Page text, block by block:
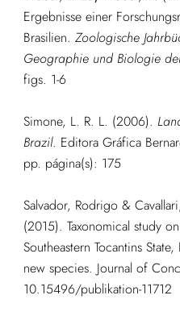
Ergebnisse einer
Brasilien. Zoologische
Geographie und Biologie
figs. 1-6
Simone, L. R. L. (2006).
Brazil. Editora Gráfica
pp. página(s): 175
Salvador, Rodrigo &
(2015). Taxonomical study
Southeastern Tocantins
new species. Journal of
10.15496/publikation-11712